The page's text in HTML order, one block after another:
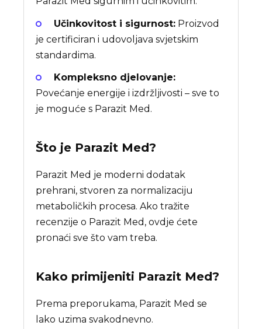
Učinkovitost i sigurnost: Proizvod
je certificiran i udovoljava svjetskim
standardima.
Kompleksno djelovanje:
Povećanje energije i izdržljivosti – sve to
je moguće s Parazit Med.
Što je Parazit Med?
Parazit Med je moderni dodatak
prehrani, stvoren za normalizaciju
metaboličkih procesa. Ako tražite
recenzije o Parazit Med, ovdje ćete
pronaći sve što vam treba.
Kako primijeniti Parazit Med?
Prema preporukama, Parazit Med se
lako uzima svakodnevno.